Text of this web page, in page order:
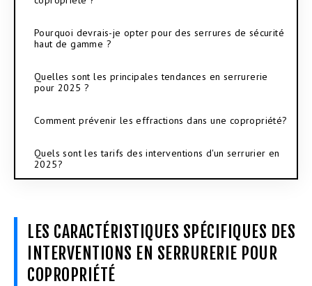
Pourquoi devrais-je opter pour des serrures de sécurité
haut de gamme ?
Quelles sont les principales tendances en serrurerie
pour 2025 ?
Comment prévenir les effractions dans une copropriété?
Quels sont les tarifs des interventions d'un serrurier en
2025?
LES CARACTÉRISTIQUES SPÉCIFIQUES DES
INTERVENTIONS EN SERRURERIE POUR
COPROPRIÉTÉ